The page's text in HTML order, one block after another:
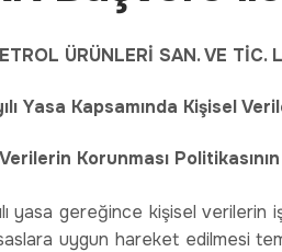
ÜRÜNLERİ SAN. VE TİC.
Yasa Kapsamında Kişisel
Korunması Politikasının
yasa gereğince kişisel
uygun hareket edilmesi